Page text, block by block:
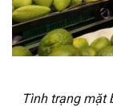
Tình trạng mặt